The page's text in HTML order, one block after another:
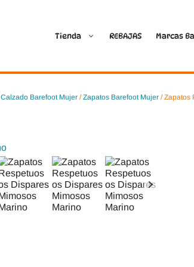
Tienda REBAJAS Marcas
Ballop
Crave Barefoot
Coimbra
Dada
Calzado Barefoot Mujer /Zapatos Barefoot Mujer / Zapatos